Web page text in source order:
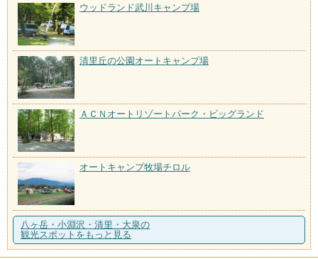
ウッドランド武川キャンプ場
清里丘の公園オートキャンプ場
ＡＣＮオートリゾートパーク・ビッグランド
オートキャンプ牧場チロル
八ヶ岳・小淵沢・清里・大泉の
観光スポットをもっと見る